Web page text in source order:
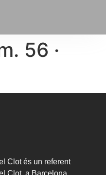
56 ·
Clot és un referent
Clot, a Barcelona.